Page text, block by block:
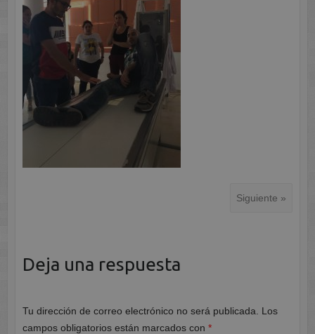
Siguiente »
Deja una respuesta
Tu dirección de correo electrónico no será publicada.
Los
campos obligatorios están marcados con *